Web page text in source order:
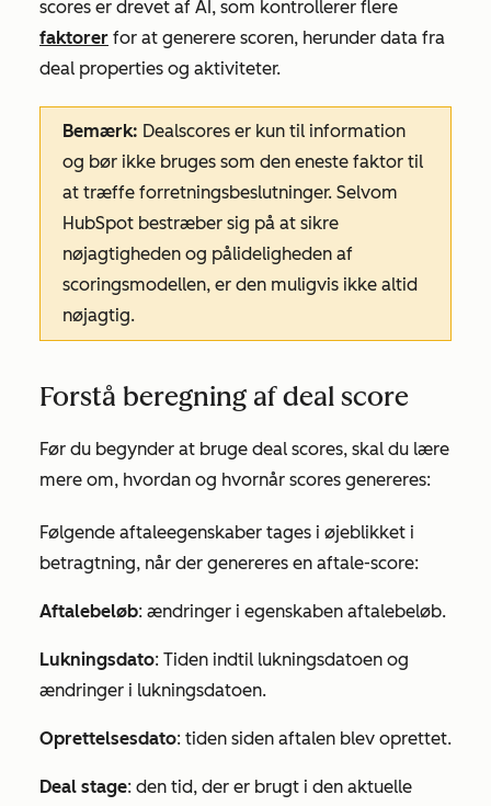
scores er drevet af AI, som kontrollerer flere
faktorer for at generere scoren, herunder data fra
deal properties og aktiviteter.
Bemærk: Dealscores er kun til information
og bør ikke bruges som den eneste faktor til
at træffe forretningsbeslutninger. Selvom
HubSpot bestræber sig på at sikre
nøjagtigheden og pålideligheden af
scoringsmodellen, er den muligvis ikke altid
nøjagtig.
Forstå beregning af deal score
Før du begynder at bruge deal scores, skal du lære
mere om, hvordan og hvornår scores genereres:
Følgende aftaleegenskaber tages i øjeblikket i
betragtning, når der genereres en aftale-score:
Aftalebeløb: ændringer i egenskaben aftalebeløb.
Lukningsdato: Tiden indtil lukningsdatoen og
ændringer i lukningsdatoen.
Oprettelsesdato: tiden siden aftalen blev oprettet.
Deal stage: den tid, der er brugt i den aktuelle